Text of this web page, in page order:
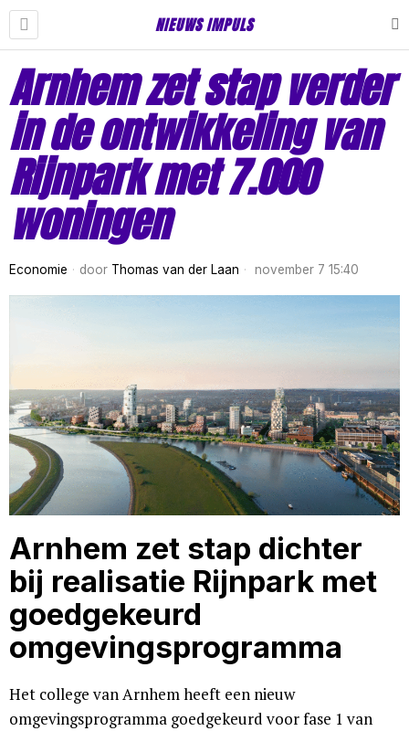
NIEUWS IMPULS
Arnhem zet stap verder
in de ontwikkeling van
Rijnpark met 7.000
woningen
Economie door Thomas van der Laan november 7 15:40
Arnhem zet stap dichter
bij realisatie Rijnpark met
goedgekeurd
omgevingsprogramma
Het college van Arnhem heeft een nieuw
omgevingsprogramma goedgekeurd voor fase 1 van